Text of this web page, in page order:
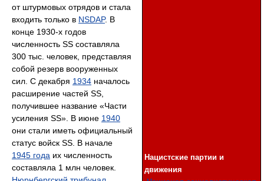
Нацистские партии и
движения
от штурмовых отрядов и стала
входить только в NSDAP. В
конце 1930-х годов
численность SS составляла
300 тыс. человек, представляя
собой резерв вооруженных
сил. С декабря 1934 началось
расширение частей SS,
получившее название «Части
усиления SS». В июне 1940
они стали иметь официальный
статус войск SS. В начале
1945 года их численность
составляла 1 млн человек.